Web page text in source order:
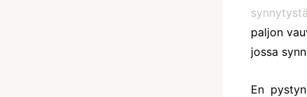
synnytystä
paljon
jossa
En